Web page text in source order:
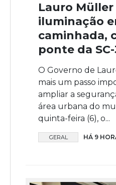
Lauro
iluminação
caminhada,
ponte da
O Governo de
mais um passo
ampliar a
área urbana do
quinta-feira (6), o...
GERAL HÁ 9